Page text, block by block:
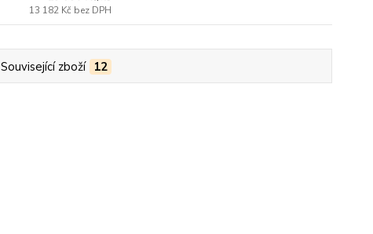
13 182 Kč bez DPH
Související zboží 12